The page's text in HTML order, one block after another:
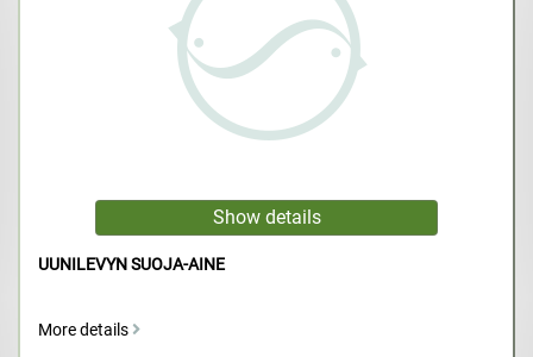
UUNILEVYN SUOJA-AINE
More details